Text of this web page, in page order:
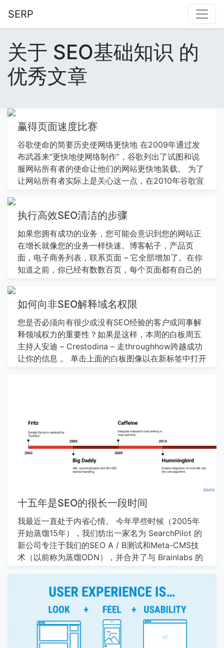
SERP
关于 SEO基础知识 的
优秀文章
赢得页面速度比赛
谷歌使命的简要历史使网络更快地 在2009年通过发
布武器来“更快地使网络制作”，谷歌列出了试图和说
服网站所有者的使命让他们的网站更快地装载。 为了
让网站所有者实际上是关心这一点，在2010年谷歌宣
上具有SEO优势。六年后，2015年谷歌宣布了在桌面
计算机上执行的搜索数量超出了在桌面计算机上执行
的搜索数 。那个百分比继续增加。最新出版的统计数
据表示，截至2019年 61％在Google上执行的搜索来
自移动设备。移动在搜索中的现在主导角色界面开发
其“加速移动页面”（AMP）项目。这一倡议旨在鼓励
另一个移动主题，符合非常严格的发展和绩效指导方
于在其他200+排名因素的顶部倾向于已经给予他们头
疼的，但页面速度确实是网站所有者专注的值得努
力。 2017年，谷歌 进行了一项研究 ，结果非常合
理，他们的重点是更快地制作网页。他们发现“ 如页
执行高效SEO清洁的步骤
如果您拥有成功的业务，您可能会意识到您的网站正
在增长就像您的业务一样快速。博客帖子，产品页
面，电子商务列表，联系页面 – 它全部增加了。在你
知道之前，你已经有数数百页，每个页面都有自己的
乱，内容可以快速变为解除优化。所有这一切都可以
影响您的访客的经验，并具有更加有形的后果，如增
加的反弹和浏览遗弃率。 这就是为什么定期网站清理
对维护网站连贯性，相关性和可用性至关重要。 在这
个RTICLE，我们将解释如何成功执行SEO清理策略，
以确保您的网站与您的业务目标保持一致，让您在谷
站如何通过搜索引擎的眼睛看。 您将更好地了解搜索
引擎如何发现，爬网和索引您的网站。网站审核将为
您提供清理的起点。 有足够的东西全面的网站审计可
能无法解决并识别。从重复的元说明到破碎的链接，
网站审计将在您网站SEO时揭示好的，坏的和丑陋。
Moz Pro ，您可以进行现场审核以确定技术SEO问题
并爬行问题，以及建议改进和解决任何问题的方法。
这是一个很好的起点，一旦您知道开始的位置，就可
以遵循这六个可操作的步骤来清理您的网站。 1。清
理您的网站结构 您网站的结构可以在搜索引擎排名和
客户与您网站互动的方式中产生巨大差异。 站点菜单
第一个结构元素访问者可能与您的网站菜单相互作
和混乱的网站菜单压倒首次访问者！ 内容…
如何向非SEO解释域名权限
您是否必须向有很少或没有SEO经验的客户或同事解
释领域权力的重要性？如果是这样，本周的白板周五
主持人安迪 – Crestodina – 走throughhow跨越成功
让你的信息 。 单击上面的白板图像以在新标签中打开
我们是芝加哥的网页设计公司。我一直在做20年的
SEO并为A解释祝你好。这段视频是我最佳尝试帮助
您在SEO中解释一个非常重要的概念，这是域名权
威，对不了解SEO的人，对非技术性的人来说，一个
可能不是营销人员的人。 这里是一个框架，您可以用
词，但是在此内容中没有背景。 搜索排序因子 好的。
开始了。有人搜索。它们在搜索引擎中键入某物。他
们看到搜索结果。 为什么他们看到这些搜索结果而不
是别的东西？原因是：搜索排名因子确定这些是如此
该查询或该关键字或搜索短语的顶级搜索结果。 相关
性…
十五年是SEO的很长一段时间
我最近一直处于内省心情。 今年早些时候（2005年
开始蒸馏15年），我们纺出一家名为 SearchPilot 的
新公司专注于我们的SEO A / B测试和Meta-CMS技
术（以前称为蒸馏ODN），并合并了与 Brainlabs 的
SEO合作伙伴，所以我很抱歉所有人，但我非常留在
SEO行业。 这样，它对我而不是书的结尾感觉有点像
一章，但它仍然让我回顾改变的事情，而且在过去15
年里，我一直在行业的情况。 我可以’托要求成为第一
代SEO专家之一，但自1996年以来一直在建设网站，